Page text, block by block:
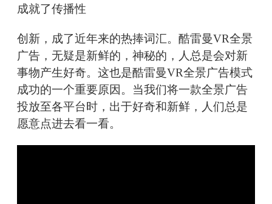
成就了传播性
创新，成了近年来的热捧词汇。酷雷曼VR全景
广告，无疑是新鲜的，神秘的，人总是会对新
事物产生好奇。这也是酷雷曼VR全景广告模式
成功的一个重要原因。当我们将一款全景广告
投放至各平台时，出于好奇和新鲜，人们总是
愿意点进去看一看。